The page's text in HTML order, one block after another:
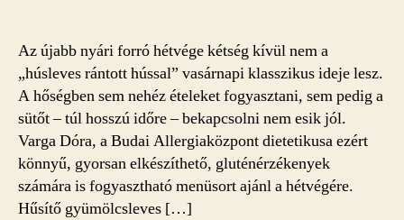
hétvégére
bejegyzéshez
Az újabb nyári forró hétvége kétség kívül nem a
„húsleves rántott hússal” vasárnapi klasszikus ideje lesz.
A hőségben sem nehéz ételeket fogyasztani, sem pedig a
sütőt – túl hosszú időre – bekapcsolni nem esik jól.
Varga Dóra, a Budai Allergiaközpont dietetikusa ezért
könnyű, gyorsan elkészíthető, gluténérzékenyek
számára is fogyasztható menüsort ajánl a hétvégére.
Hűsítő gyümölcsleves […]